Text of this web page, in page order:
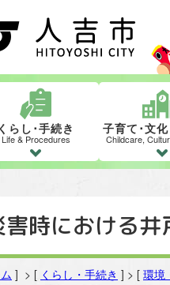
くらし･手続き
Life & Procedures
子育て･文
Childcare,
害時における
] > [ くらし・手続き ] > [ 環境